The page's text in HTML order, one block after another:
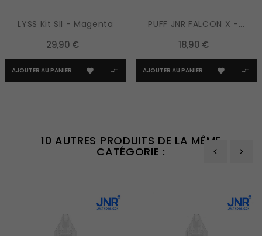
LYSS Kit SII - Magenta
29,90 €
AJOUTER AU PANIER  
PUFF JNR FALCON X -...
18,90 €
AJOUTER AU PANIER  
10 AUTRES PRODUITS DE LA MÊME
CATÉGORIE :